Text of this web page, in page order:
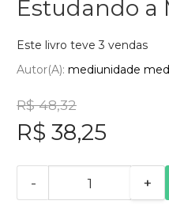
Estudando a
Este livro teve 3 vendas
Autor(a): mediunidade
R$ 48,32
R$ 38,25
- +